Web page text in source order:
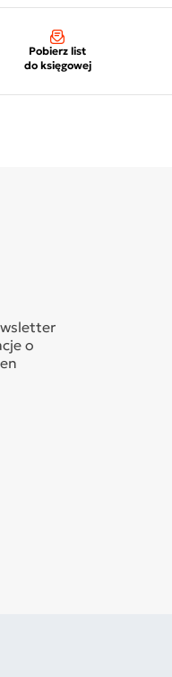
Pobierz list
do księgowej
o